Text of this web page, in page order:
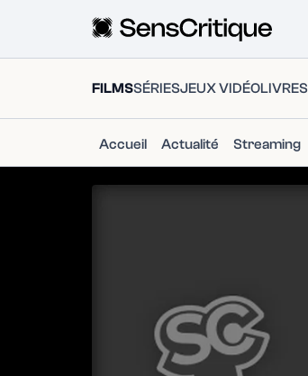
FILMSSÉRIESJEUX VIDÉOLIVRES
Accueil Actualité Streaming